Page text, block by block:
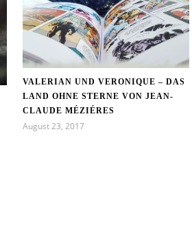
VALERIAN UND VERONIQUE – DAS
LAND OHNE STERNE VON JEAN-
CLAUDE MÉZIÉRES
August 23, 2017